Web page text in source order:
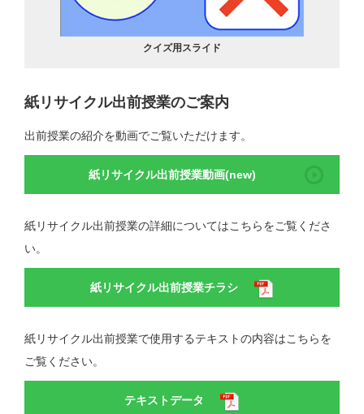
クイズ用スライド
紙リサイクル出前授業のご案内
出前授業の紹介を動画でご覧いただけます。
紙リサイクル出前授業動画(new)
紙リサイクル出前授業の詳細についてはこちらをご覧くださ
い。
紙リサイクル出前授業チラシ
紙リサイクル出前授業で使用するテキストの内容はこちらを
ご覧ください。
テキストデータ